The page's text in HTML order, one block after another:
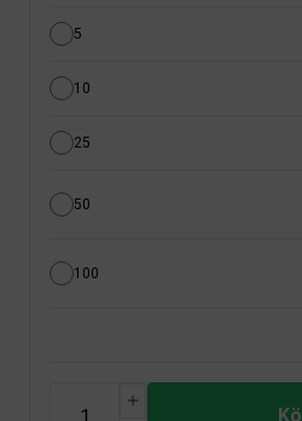
5
10
25
50
100